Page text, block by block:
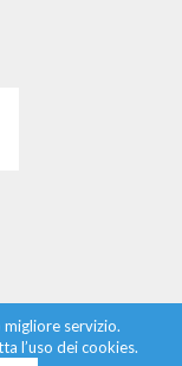
servizio.
l’uso dei cookies.